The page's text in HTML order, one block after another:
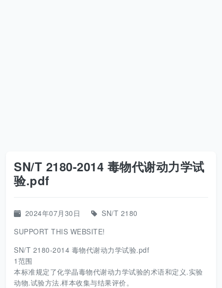
SN/T 2180-2014 毒物代谢动力学试
验.pdf
2024年07月30日
SN/T 2180
SUPPORT THIS WEBSITE!
SN/T 2180-2014 毒物代谢动力学试验.pdf
1范围
本标准规定了化学晶毒物代谢动力学试验的术语和定义.实验
动物.试验方法.样本收集与结果评价。